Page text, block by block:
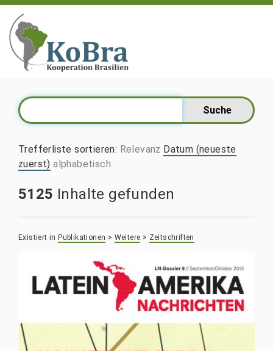
Trefferliste sortieren: Relevanz Datum (neueste
zuerst) alphabetisch
5125 Inhalte gefunden
Existiert in Publikationen > Weitere > Zeitschriften